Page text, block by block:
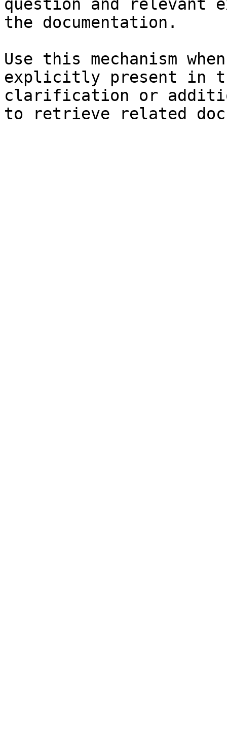
question and relevant
the documentation.
Use this mechanism
explicitly present in
clarification or